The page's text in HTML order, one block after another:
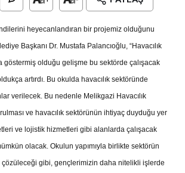
heyecanlandıran bir projemiz olduğunu
Başkanı Dr. Mustafa Palancıoğlu, “Havacılık
göstermiş olduğu gelişme bu sektörde çalışacak
artırdı. Bu okulda havacılık sektöründe
verilecek. Bu nedenle Melikgazi Havacılık
ve havacılık sektörünün ihtiyaç duyduğu yer
ve lojistik hizmetleri gibi alanlarda çalışacak
olacak. Okulun yapımıyla birlikte sektörün
gibi, gençlerimizin daha nitelikli işlerde